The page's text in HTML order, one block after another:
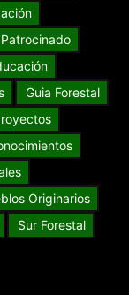
Guia Forestal
Originarios
Sur Forestal